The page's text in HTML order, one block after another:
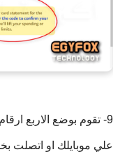
9- تقوم بوضع الاربع ارقام بعد
علي موبايلك او اتصلت